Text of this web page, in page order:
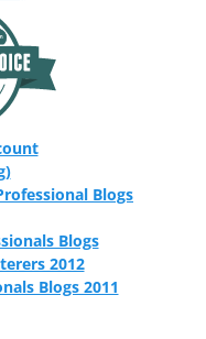
Blogs
Blogs
2012
Blogs 2011